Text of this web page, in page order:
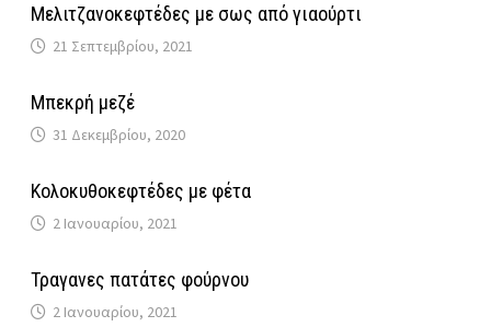
Μελιτζανοκεφτέδες με σως από γιαούρτι
21 Σεπτεμβρίου, 2021
Μπεκρή μεζέ
31 Δεκεμβρίου, 2020
Κολοκυθοκεφτέδες με φέτα
2 Ιανουαρίου, 2021
Τραγανες πατάτες φούρνου
2 Ιανουαρίου, 2021